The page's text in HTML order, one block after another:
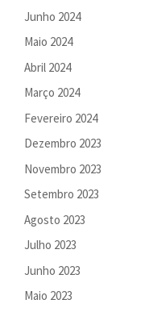
Junho 2024
Maio 2024
Abril 2024
Março 2024
Fevereiro 2024
Dezembro 2023
Novembro 2023
Setembro 2023
Agosto 2023
Julho 2023
Junho 2023
Maio 2023